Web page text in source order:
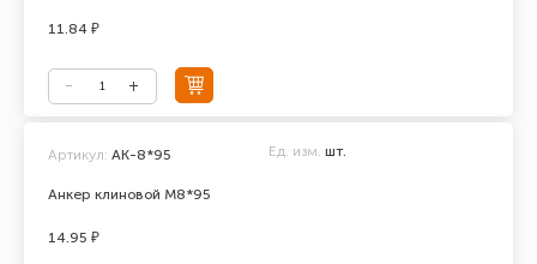
11.84 ₽
Анкер клиновой М8*95
Артикул: АК-8*95 Ед. изм. шт.
14.95 ₽